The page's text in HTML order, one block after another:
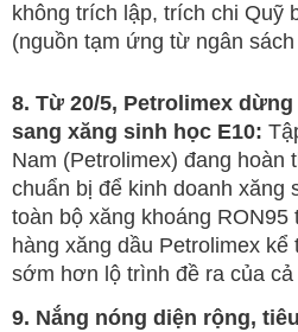
không trích lập, trích chi Quỹ
(nguồn tạm ứng từ ngân
8. Từ 20/5, Petrolimex dừng
sang xăng sinh học E10:
Nam (Petrolimex) đang hoàn
chuẩn bị để kinh doanh xăng
toàn bộ xăng khoáng
hàng xăng dầu Petrolimex
sớm hơn lộ trình đề ra của
9. Nắng nóng diện rộng,